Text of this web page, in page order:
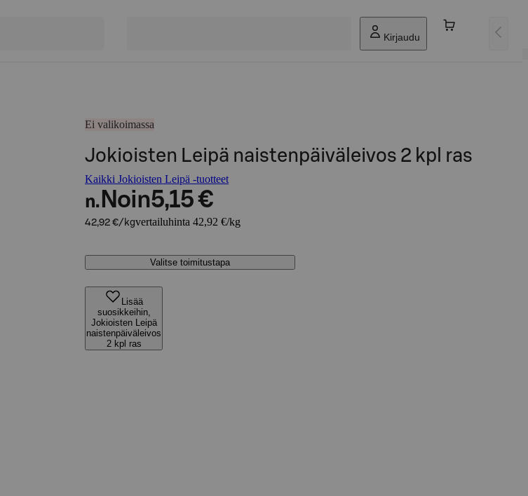
Kirjaudu
Ei valikoimassa
Jokioisten Leipä naistenpäiväleivos 2 kpl ras
Kaikki Jokioisten Leipä -tuotteet
n. Noin5,15 €
42,92 €/kgvertailuhinta 42,92 €/kg
Valitse toimitustapa
Lisää
suosikkeihin,
Jokioisten Leipä
naistenpäiväleivos
2 kpl ras